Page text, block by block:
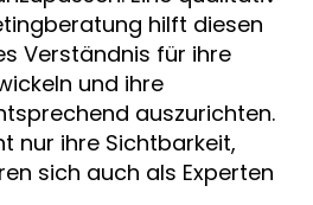
hilft diesen
Verständnis für ihre
und ihre
auszurichten.
nur ihre Sichtbarkeit,
sich auch als Experten